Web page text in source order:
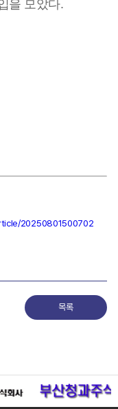
20250801500702
목록